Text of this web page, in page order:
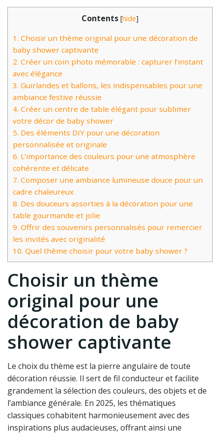
Contents [hide]
1. Choisir un thème original pour une décoration de
baby shower captivante
2. Créer un coin photo mémorable : capturer l’instant
avec élégance
3. Guirlandes et ballons, les indispensables pour une
ambiance festive réussie
4. Créer un centre de table élégant pour sublimer
votre décor de baby shower
5. Des éléments DIY pour une décoration
personnalisée et originale
6. L’importance des couleurs pour une atmosphère
cohérente et délicate
7. Composer une ambiance lumineuse douce pour un
cadre chaleureux
8. Des douceurs assorties à la décoration pour une
table gourmande et jolie
9. Offrir des souvenirs personnalisés pour remercier
les invités avec originalité
10. Quel thème choisir pour votre baby shower ?
Choisir un thème
original pour une
décoration de baby
shower captivante
Le choix du thème est la pierre angulaire de toute
décoration réussie. Il sert de fil conducteur et facilite
grandement la sélection des couleurs, des objets et de
l’ambiance générale. En 2025, les thématiques
classiques cohabitent harmonieusement avec des
inspirations plus audacieuses, offrant ainsi une